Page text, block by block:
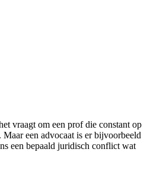
vraagt om een prof die constant op
een advocaat is er bijvoorbeeld
een bepaald juridisch conflict wat